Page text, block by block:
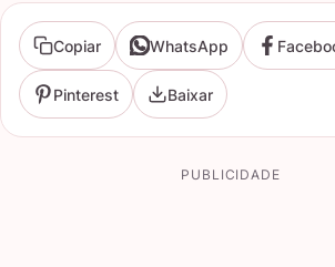
Copiar WhatsApp
Pinterest Baixar
PUBLICIDADE